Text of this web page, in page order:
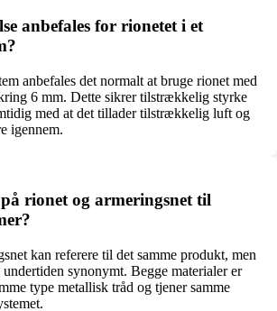
anbefales for rionetet i et
anbefales det normalt at bruge rionet med
6 mm. Dette sikrer tilstrækkelig styrke
med at det tillader tilstrækkelig luft og
igennem.
rionet og armeringsnet til
kan referere til det samme produkt, men
synonymt. Begge materialer er
type metallisk tråd og tjener samme